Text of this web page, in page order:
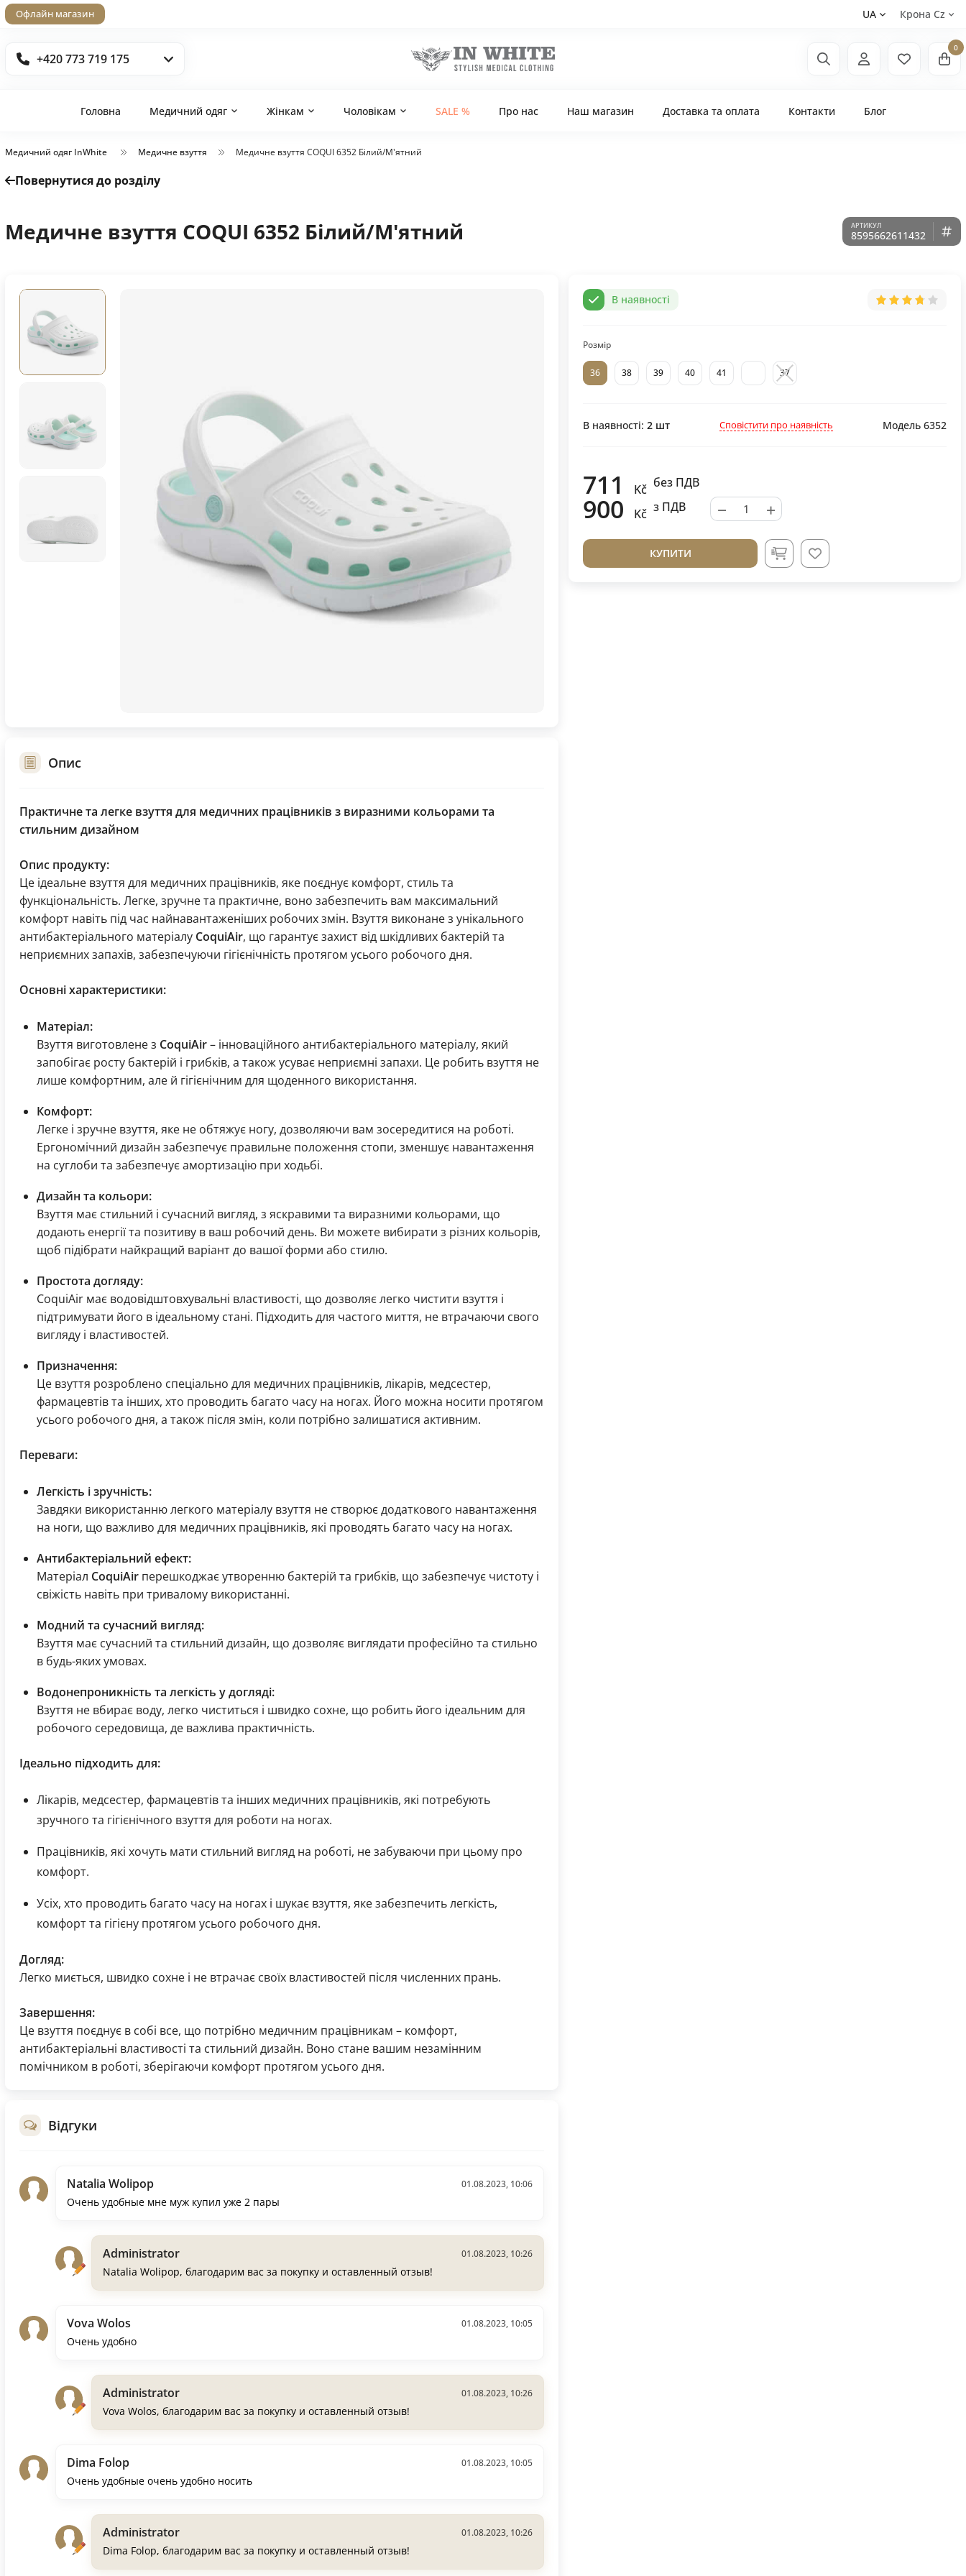
Офлайн магазин UA Крона Сz
+420 773 719 175
0
Головна Медичний одяг Жінкам Чоловікам SALE % Про нас Наш магазин Доставка та оплата Контакти Блог
Медичний одяг InWhite Медичне взуття Медичне взуття COQUI 6352 Білий/М'ятний
Повернутися до розділу
Медичне взуття COQUI 6352 Білий/М'ятний 8595662611432
В наявності
Розмір
36 38 39 40 41 37
В наявності: 2 шт Сповістити про наявність Модель 6352
711 Kč без ПДВ
900 Kč з ПДВ − +
КУПИТИ
Опис
Практичне та легке взуття для медичних працівників з виразними кольорами та
стильним дизайном
Опис продукту:
Це ідеальне взуття для медичних працівників, яке поєднує комфорт, стиль та
функціональність. Легке, зручне та практичне, воно забезпечить вам максимальний
комфорт навіть під час найнавантаженіших робочих змін. Взуття виконане з унікального
антибактеріального матеріалу CoquiAir, що гарантує захист від шкідливих бактерій та
неприємних запахів, забезпечуючи гігієнічність протягом усього робочого дня.
Основні характеристики:
Матеріал:
Взуття виготовлене з CoquiAir– інноваційного антибактеріального матеріалу, який
запобігає росту бактерій і грибків, а також усуває неприємні запахи. Це робить взуття не
лише комфортним, але й гігієнічним для щоденного використання.
Комфорт:
Легке і зручне взуття, яке не обтяжує ногу, дозволяючи вам зосередитися на роботі.
Ергономічний дизайн забезпечує правильне положення стопи, зменшує навантаження
на суглоби та забезпечує амортизацію при ходьбі.
Дизайн та кольори:
Взуття має стильний і сучасний вигляд, з яскравими та виразними кольорами, що
додають енергії та позитиву в ваш робочий день. Ви можете вибирати з різних кольорів,
щоб підібрати найкращий варіант до вашої форми або стилю.
Простота догляду:
CoquiAir має водовідштовхувальні властивості, що дозволяє легко чистити взуття і
підтримувати його в ідеальному стані. Підходить для частого миття, не втрачаючи свого
вигляду і властивостей.
Призначення:
Це взуття розроблено спеціально для медичних працівників, лікарів, медсестер,
фармацевтів та інших, хто проводить багато часу на ногах. Його можна носити протягом
усього робочого дня, а також після змін, коли потрібно залишатися активним.
Переваги:
Легкість і зручність:
Завдяки використанню легкого матеріалу взуття не створює додаткового навантаження
на ноги, що важливо для медичних працівників, які проводять багато часу на ногах.
Антибактеріальний ефект:
Матеріал CoquiAir перешкоджає утворенню бактерій та грибків, що забезпечує чистоту і
свіжість навіть при тривалому використанні.
Модний та сучасний вигляд:
Взуття має сучасний та стильний дизайн, що дозволяє виглядати професійно та стильно
в будь-яких умовах.
Водонепроникність та легкість у догляді:
Взуття не вбирає воду, легко чиститься і швидко сохне, що робить його ідеальним для
робочого середовища, де важлива практичність.
Ідеально підходить для:
Лікарів, медсестер, фармацевтів та інших медичних працівників, які потребують
зручного та гігієнічного взуття для роботи на ногах.
Працівників, які хочуть мати стильний вигляд на роботі, не забуваючи при цьому про
комфорт.
Усіх, хто проводить багато часу на ногах і шукає взуття, яке забезпечить легкість,
комфорт та гігієну протягом усього робочого дня.
Догляд:
Легко миється, швидко сохне і не втрачає своїх властивостей після численних прань.
Завершення:
Це взуття поєднує в собі все, що потрібно медичним працівникам – комфорт,
антибактеріальні властивості та стильний дизайн. Воно стане вашим незамінним
помічником в роботі, зберігаючи комфорт протягом усього дня.
Відгуки
Natalia Wolipop 01.08.2023, 10:06
Очень удобные мне муж купил уже 2 пары
Administrator 01.08.2023, 10:26
Natalia Wolipop, благодарим вас за покупку и оставленный отзыв!
Vova Wolos 01.08.2023, 10:05
Очень удобно
Administrator 01.08.2023, 10:26
Vova Wolos, благодарим вас за покупку и оставленный отзыв!
Dima Folop 01.08.2023, 10:05
Очень удобные очень удобно носить
Administrator 01.08.2023, 10:26
Dima Folop, благодарим вас за покупку и оставленный отзыв!